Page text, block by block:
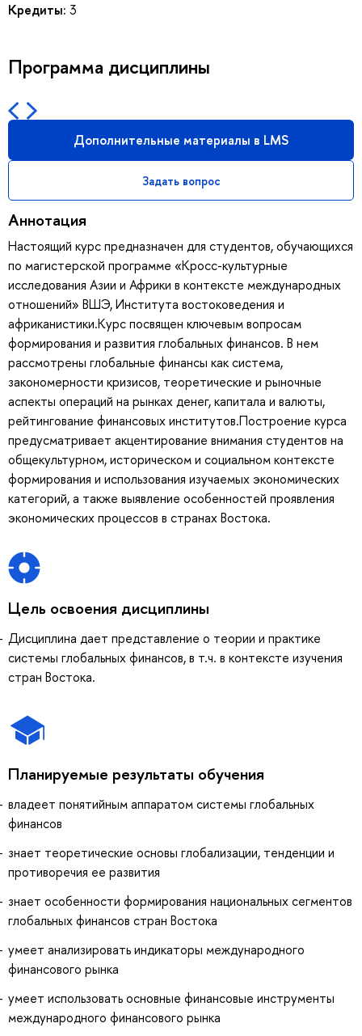
Кредиты: 3
Программа дисциплины
Дополнительные материалы в LMS
Задать вопрос
Аннотация
Настоящий курс предназначен для студентов, обучающихся
по магистерской программе «Кросс-культурные
исследования Азии и Африки в контексте международных
отношений» ВШЭ, Института востоковедения и
африканистики.Курс посвящен ключевым вопросам
формирования и развития глобальных финансов. В нем
рассмотрены глобальные финансы как система,
закономерности кризисов, теоретические и рыночные
аспекты операций на рынках денег, капитала и валюты,
рейтингование финансовых институтов.Построение курса
предусматривает акцентирование внимания студентов на
общекультурном, историческом и социальном контексте
формирования и использования изучаемых экономических
категорий, а также выявление особенностей проявления
экономических процессов в странах Востока.
Цель освоения дисциплины
Дисциплина дает представление о теории и практике
системы глобальных финансов, в т.ч. в контексте изучения
стран Востока.
Планируемые результаты обучения
владеет понятийным аппаратом системы глобальных
финансов
знает теоретические основы глобализации, тенденции и
противоречия ее развития
знает особенности формирования национальных сегментов
глобальных финансов стран Востока
умеет анализировать индикаторы международного
финансового рынка
умеет использовать основные финансовые инструменты
международного финансового рынка